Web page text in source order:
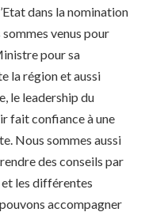
dans la nomination
venus pour
pour sa
la région et aussi
le leadership du
fait confiance à une
Nous sommes aussi
des conseils par
les différentes
accompagner